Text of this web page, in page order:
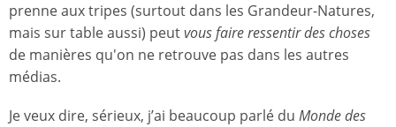
prenne aux tripes (surtout dans les Grandeur-Natures,
mais sur table aussi) peutvous faire ressentir des choses
de manières qu'on ne retrouve pas dans les autres
médias.
Je veux dire, sérieux, j’ai beaucoup parlé du Monde des